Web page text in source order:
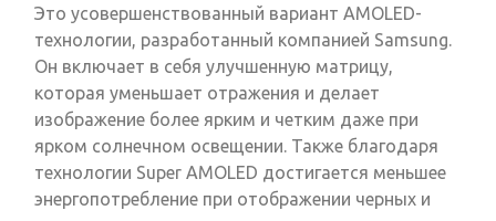
Это усовершенствованный вариант AMOLED-
технологии, разработанный компанией Samsung.
Он включает в себя улучшенную матрицу,
которая уменьшает отражения и делает
изображение более ярким и четким даже при
ярком солнечном освещении. Также благодаря
технологии Super AMOLED достигается меньшее
энергопотребление при отображении черных и